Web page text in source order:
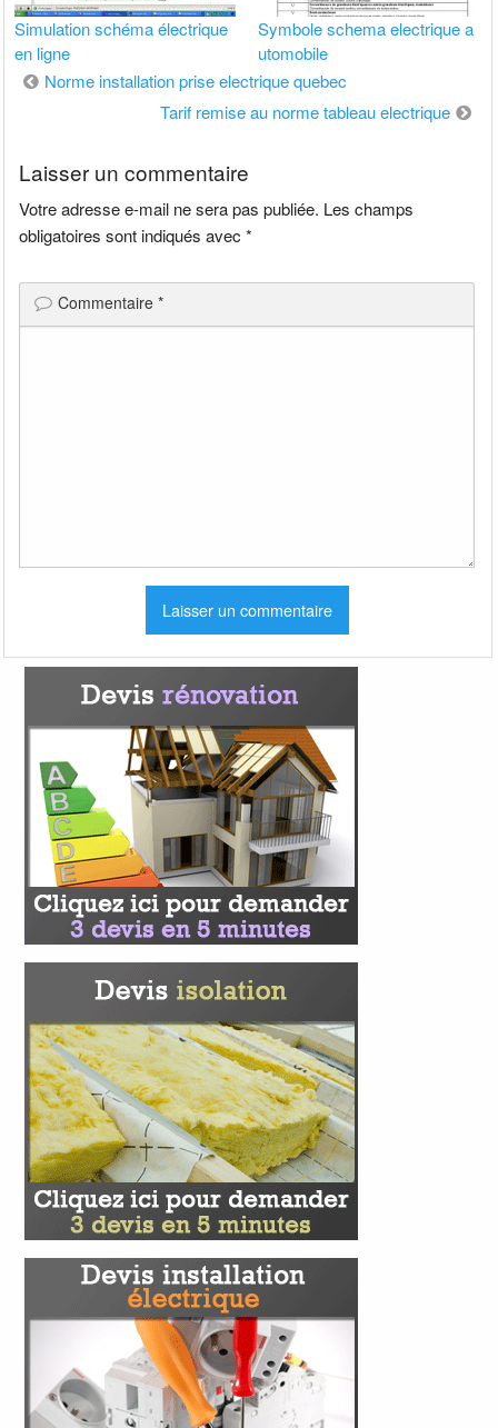
Simulation schéma électrique
en ligne
Symbole schema electrique a
utomobile
Navigation
Norme installation prise electrique quebec
Tarif remise au norme tableau electrique
Laisser un commentaire
Votre adresse e-mail ne sera pas publiée. Les champs
obligatoires sont indiqués avec*
Commentaire*